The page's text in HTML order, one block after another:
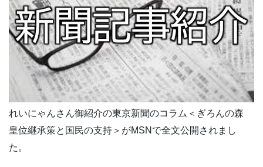
れいにゃんさん御紹介の東京新聞のコラム＜ぎろんの森
皇位継承策と国民の支持＞がMSNで全文公開されまし
た。